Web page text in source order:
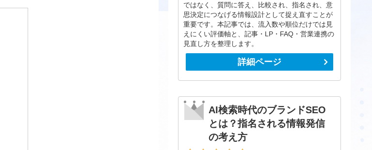
ではなく、質問に答え、比較され、指名され、意
思決定につなげる情報設計として捉え直すことが
重要です。本記事では、流入数や順位だけでは見
えにくい評価軸と、記事・LP・FAQ・営業連携の
見直し方を整理します。
詳細ページ
AI検索時代のブランドSEO
とは？指名される情報発信
の考え方